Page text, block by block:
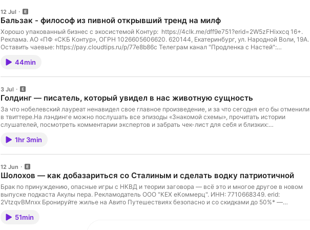
12 Jul
Бальзак - философ из пивной открывший тренд на милф
Хорошо упакованный бизнес с экосистемой Контур: https://4clk.me/dff9e751?erid=2W5zFHixxcq 16+.
Реклама. АО «ПФ «СКБ Контур», ОГРН 1026605606620. 620144, Екатеринбург, ул. Народной Воли, 19А.
Оставить чаевые: https://pay.cloudtips.ru/p/77e8b86c Телеграм канал "Продленка с Настей":
эксклюзивными выпусками: Бонусные выпуски на Boosty: https://boosty.to/litershark Для тех, у кого
https://www.instagram.com/burdinana
44min
3 Jul
Голдинг — писатель, который увидел в нас животную сущность
За что нобелевский лауреат ненавидел свое главное произведение, и за что сегодня его бы отменили
в твиттере.На лэндинге можно послушать все эпизоды «Знакомой схемы», прочитать истории
слушателей, посмотреть комментарии экспертов и забрать чек-лист для себя и близких:
«Мужчина, вы куда?»: https://podcast.ru/e/W2HGD4PwcY Следующий выпуск ждите в подкасте «Будет
2SDnjdLdgw4 Оставить чаевые : https://pay.cloudtips.ru/p/77e8b86c Телеграм канал "Продленка с
Настей": https://t.me/burdinan Телеграмм канал "Баббл-GYM" https://t.me/babblegym7 Площадки с
эксклюзивными выпусками: Бонусные выпуски на Boosty: https://boosty.to/litershark Бонусные
выпуски в VK: https://vk.com/litershark Бонусные выпуски на soundstream:
https://soundstream.media/playlist/akuly-pera Для тех, у кого зарубежная карта: Пейвол бонусники в
телеге: https://paywall.pw/vexpqqd2vpd0 Настина инста: https://www.instagram.com/burdinana
1hr 3min
12 Jun
Шолохов — как добазариться со Сталиным и сделать водку патриотичной
Брак по принуждению, опасные игры с НКВД и теории заговора — всё это и многое другое в новом
выпуске подкаста Акулы пера. Рекламодатель ООО "КЕХ еКоммерц". ИНН: 7710668349. erid:
2VtzqvBMnxx Бронируйте жилье на Авито Путешествиях безопасно и со скидками до 50%* —
сделки проходят между пользователями. Скидки — от них, не во всех объявлениях. 12+ **Промокод
51min